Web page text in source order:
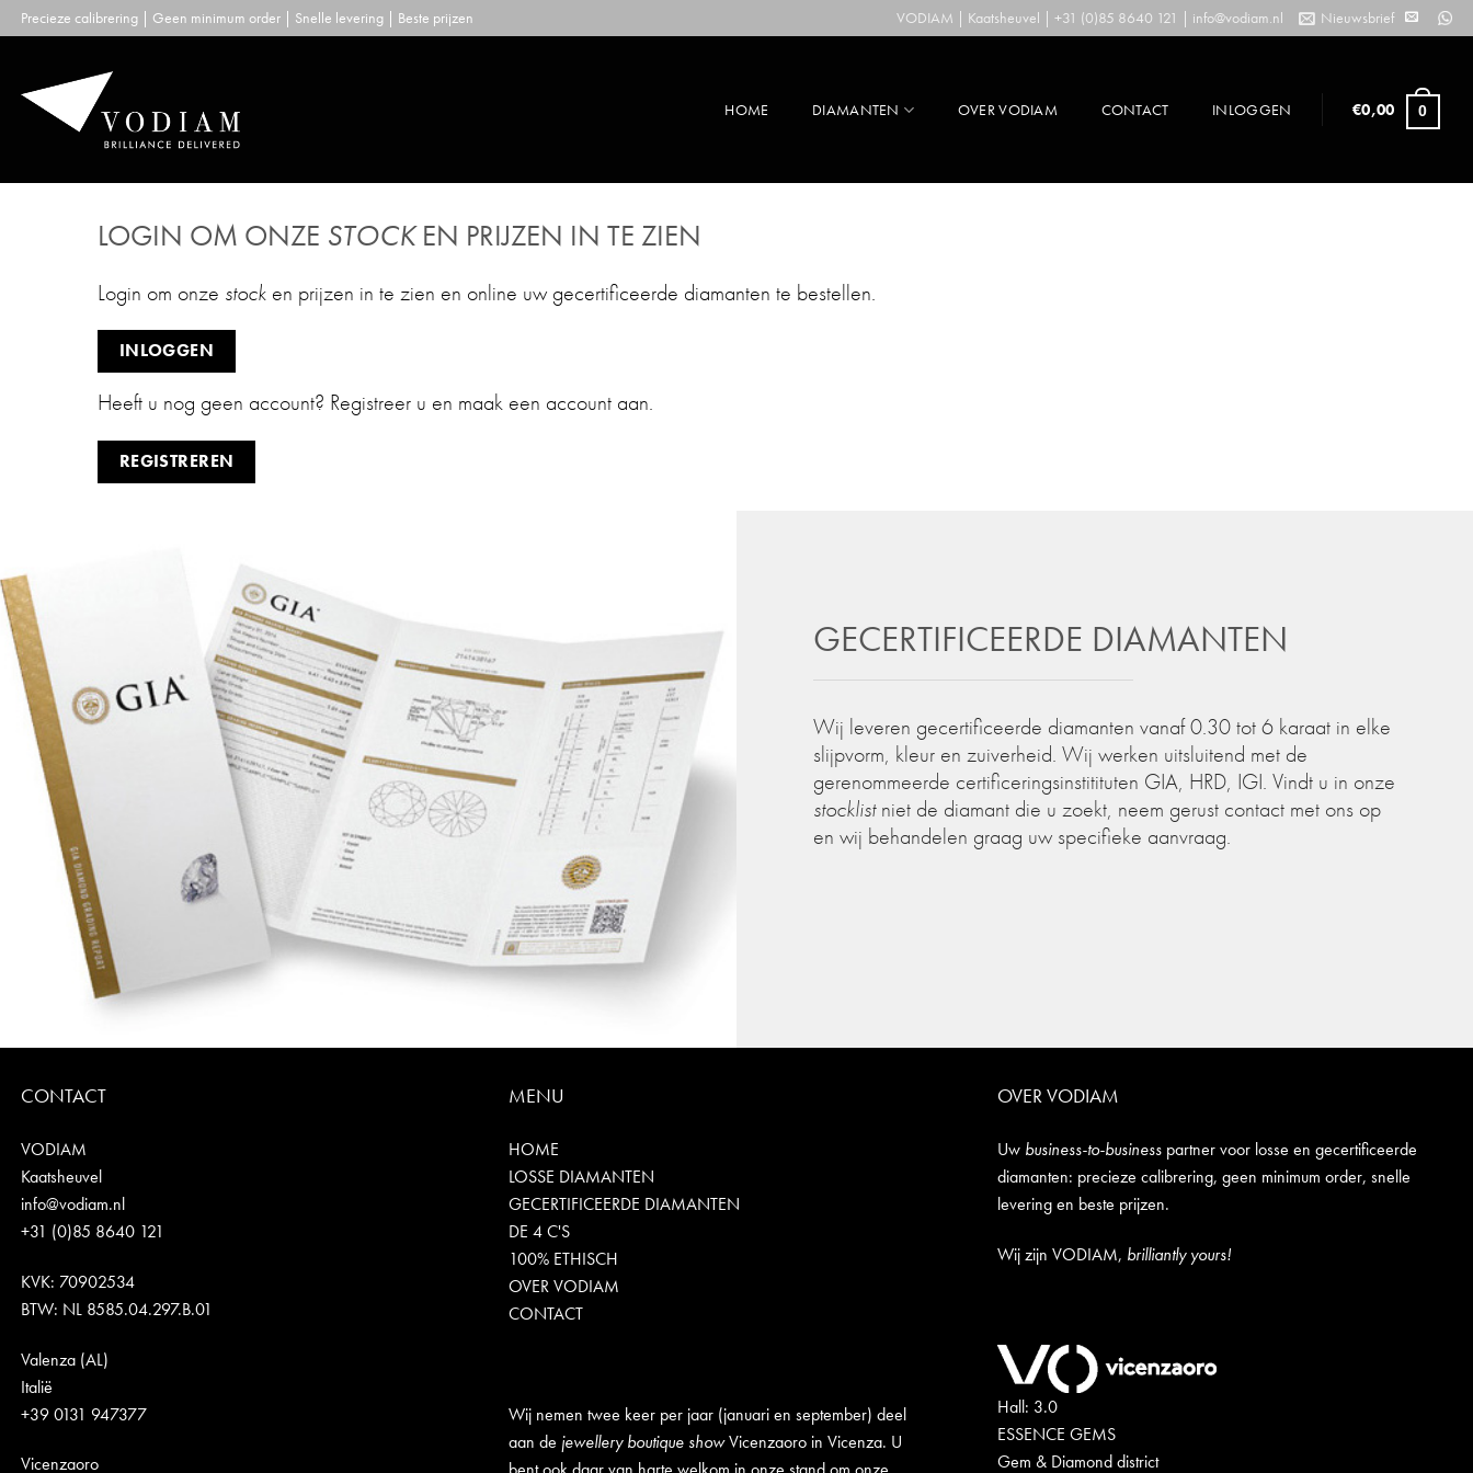
Skip
to
Precieze calibrering | Geen minimum order | Snelle levering | Beste prijzen VODIAM | Kaatsheuvel | +31 (0)85 8640 121 | info@vodiam.nl Nieuwsbrief
HOME DIAMANTEN OVER VODIAM CONTACT INLOGGEN €0,00 0
LOGIN OM ONZE STOCKEN PRIJZEN IN TE ZIEN
Login om onze stock en prijzen in te zien en online uw gecertificeerde diamanten te bestellen.
INLOGGEN
Heeft u nog geen account? Registreer u en maak een account aan.
REGISTREREN
GECERTIFICEERDE DIAMANTEN
Wij leveren gecertificeerde diamanten vanaf 0.30 tot 6 karaat in elke
slijpvorm, kleur en zuiverheid. Wij werken uitsluitend met de
gerenommeerde certificeringsinstitituten GIA, HRD, IGI. Vindt u in onze
stocklistniet de diamant die u zoekt, neem gerust contact met ons op
en wij behandelen graag uw specifieke aanvraag.
CONTACT
VODIAM
Kaatsheuvel
info@vodiam.nl
+31 (0)85 8640 121
KVK: 70902534
BTW: NL 8585.04.297.B.01
Valenza (AL)
Italië
+39 0131 947377
Vicenzaoro
MENU
HOME
LOSSE DIAMANTEN
GECERTIFICEERDE DIAMANTEN
DE 4 C'S
100% ETHISCH
OVER VODIAM
CONTACT
Wij nemen twee keer per jaar (januari en september) deel
aan de jewellery boutique showVicenzaoro in Vicenza. U
OVER VODIAM
Uw business-to-businesspartner voor losse en gecertificeerde
diamanten: precieze calibrering, geen minimum order, snelle
levering en beste prijzen.
Wij zijn VODIAM, brilliantly yours!
Hall: 3.0
ESSENCE GEMS
Gem & Diamond district